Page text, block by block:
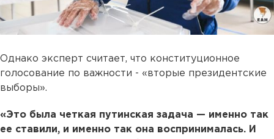
Однако эксперт считает, что конституционное
голосование по важности - «вторые президентские
выборы».
«Это была четкая путинская задача — именно так
ее ставили, и именно так она воспринималась. И